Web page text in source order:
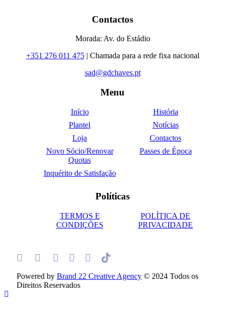
Contactos
Morada: Av. do Estádio
+351 276 011 475| Chamada para a rede fixa nacional
sad@gdchaves.pt
Menu
Início
História
Plantel
Notícias
Loja
Contactos
Novo Sócio/Renovar
Quotas
Passes de Época
Inquérito de Satisfação
Políticas
TERMOS E
CONDIÇÕES
POLÍTICA DE
PRIVACIDADE
Powered by Brand 22 Creative Agency © 2024 Todos os
Direitos Reservados